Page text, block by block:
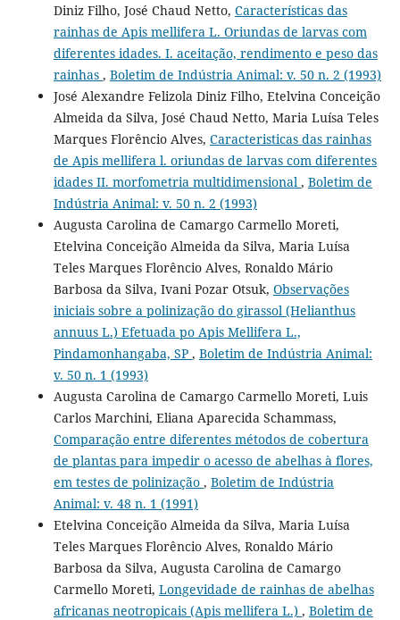
Diniz Filho, José Chaud Netto, Características das
rainhas de Apis mellifera L. Oriundas de larvas com
diferentes idades. I. aceitação, rendimento e peso das
rainhas , Boletim de Indústria Animal: v. 50 n. 2 (1993)
José Alexandre Felizola Diniz Filho, Etelvina Conceição
Almeida da Silva, José Chaud Netto, Maria Luísa Teles
Marques Florêncio Alves, Caracteristicas das rainhas
de Apis mellifera l. oriundas de larvas com diferentes
idades II. morfometria multidimensional , Boletim de
Indústria Animal: v. 50 n. 2 (1993)
Augusta Carolina de Camargo Carmello Moreti,
Etelvina Conceição Almeida da Silva, Maria Luísa
Teles Marques Florêncio Alves, Ronaldo Mário
Barbosa da Silva, Ivani Pozar Otsuk, Observações
iniciais sobre a polinização do girassol (Helianthus
annuus L.) Efetuada po Apis Mellifera L.,
Pindamonhangaba, SP , Boletim de Indústria Animal:
v. 50 n. 1 (1993)
Augusta Carolina de Camargo Carmello Moreti, Luis
Carlos Marchini, Eliana Aparecida Schammass,
Comparação entre diferentes métodos de cobertura
de plantas para impedir o acesso de abelhas à flores,
em testes de polinização , Boletim de Indústria
Animal: v. 48 n. 1 (1991)
Etelvina Conceição Almeida da Silva, Maria Luísa
Teles Marques Florêncio Alves, Ronaldo Mário
Barbosa da Silva, Augusta Carolina de Camargo
Carmello Moreti, Longevidade de rainhas de abelhas
africanas neotropicais (Apis mellifera L.) , Boletim de